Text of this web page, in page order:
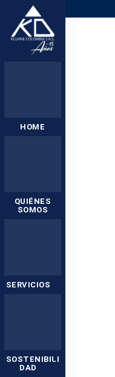
HOME
QUIÉNES
SOMOS
SERVICIOS
SOSTENIBILI
DAD